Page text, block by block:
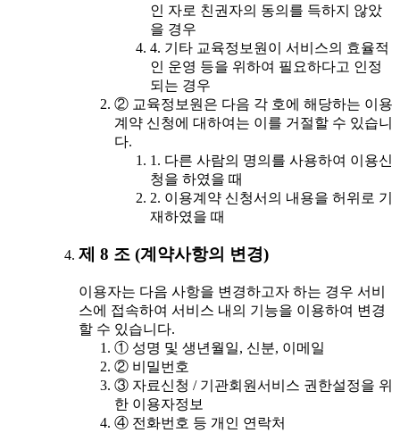
인 자로 친권자의 동의를 득하지 않았
을 경우
4. 기타 교육정보원이 서비스의 효율적
인 운영 등을 위하여 필요하다고 인정
되는 경우
② 교육정보원은 다음 각 호에 해당하는 이용
계약 신청에 대하여는 이를 거절할 수 있습니
다.
1. 다른 사람의 명의를 사용하여 이용신
청을 하였을 때
2. 이용계약 신청서의 내용을 허위로 기
재하였을 때
제 8 조 (계약사항의 변경)
이용자는 다음 사항을 변경하고자 하는 경우 서비
스에 접속하여 서비스 내의 기능을 이용하여 변경
할 수 있습니다.
① 성명 및 생년월일, 신분, 이메일
② 비밀번호
③ 자료신청 / 기관회원서비스 권한설정을 위
한 이용자정보
④ 전화번호 등 개인 연락처